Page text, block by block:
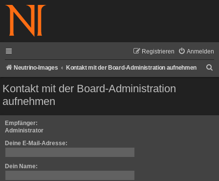
Anmelden
Registrieren
Neutrino-Images Kontakt mit der Board-Administration aufnehmen
Kontakt mit der Board-Administration
aufnehmen
Empfänger:
Administrator
Deine E-Mail-Adresse:
Dein Name: